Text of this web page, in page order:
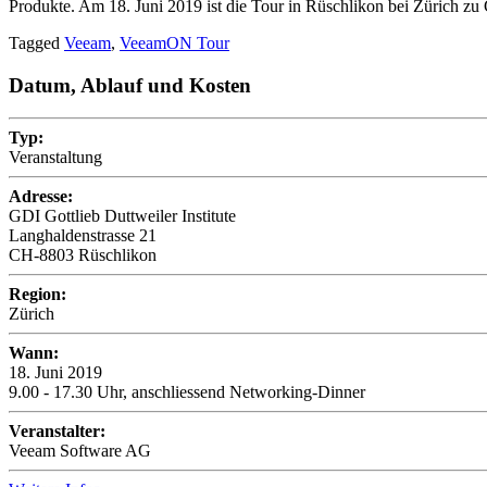
Produkte. Am 18. Juni 2019 ist die Tour in Rüschlikon bei Zürich zu
Tagged Veeam, VeeamON Tour
Datum, Ablauf und Kosten
Typ:
Veranstaltung
Adresse:
GDI Gottlieb Duttweiler Institute
Langhaldenstrasse 21
CH-8803 Rüschlikon
Region:
Zürich
Wann:
18. Juni 2019
9.00 - 17.30 Uhr, anschliessend Networking-Dinner
Veranstalter:
Veeam Software AG